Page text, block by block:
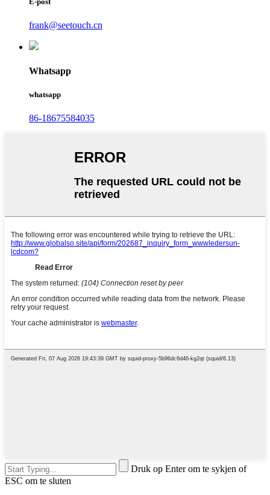
frank@seetouch.cn
Whatsapp
whatsapp
86-18675584035
Druk op Enter om te sykjen of
ESC om te sluten